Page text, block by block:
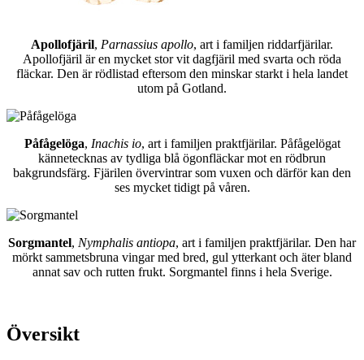
Apollofjäril, Parnassius apollo, art i familjen riddarfjärilar.
Apollofjäril är en mycket stor vit dagfjäril med svarta och röda
fläckar. Den är rödlistad eftersom den minskar starkt i hela landet
utom på Gotland.
Påfågelöga, Inachis io, art i familjen praktfjärilar. Påfågelögat
kännetecknas av tydliga blå ögonfläckar mot en rödbrun
bakgrundsfärg. Fjärilen övervintrar som vuxen och därför kan den
ses mycket tidigt på våren.
Sorgmantel, Nymphalis antiopa, art i familjen praktfjärilar. Den har
mörkt sammetsbruna vingar med bred, gul ytterkant och äter bland
annat sav och rutten frukt. Sorgmantel finns i hela Sverige.
Översikt